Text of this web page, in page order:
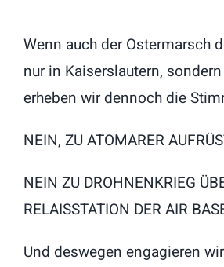
Wenn auch der Ostermarsch
nur in Kaiserslautern,
erheben wir dennoch die
NEIN, ZU ATOMARER
NEIN ZU DROHNENKRIEG
RELAISSTATION DER AIR
Und deswegen engagieren